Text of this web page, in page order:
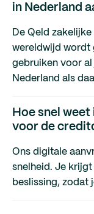
in Nederland
De Qeld
wereldwijd wordt
gebruiken voor al
Nederland als
Hoe snel
voor de
Ons digitale
snelheid. Je krijgt
beslissing, zodat